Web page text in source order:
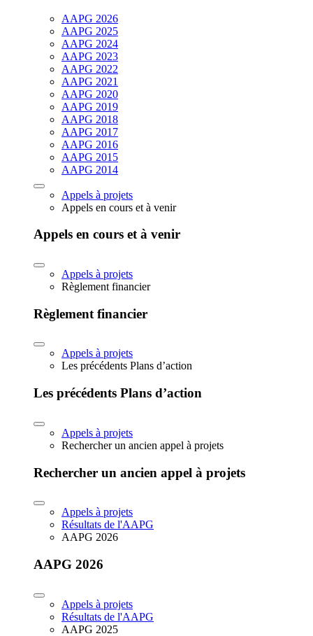
AAPG 2026
AAPG 2025
AAPG 2024
AAPG 2023
AAPG 2022
AAPG 2021
AAPG 2020
AAPG 2019
AAPG 2018
AAPG 2017
AAPG 2016
AAPG 2015
AAPG 2014
Appels à projets
Appels en cours et à venir
Appels en cours et à venir
Appels à projets
Règlement financier
Règlement financier
Appels à projets
Les précédents Plans d’action
Les précédents Plans d’action
Appels à projets
Rechercher un ancien appel à projets
Rechercher un ancien appel à projets
Appels à projets
Résultats de l'AAPG
AAPG 2026
AAPG 2026
Appels à projets
Résultats de l'AAPG
AAPG 2025